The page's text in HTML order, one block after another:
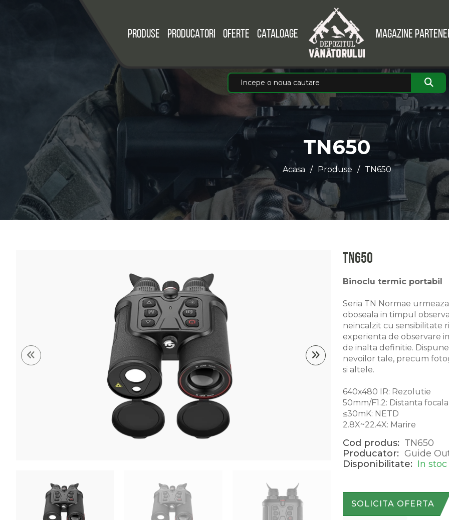
PRODUSE PRODUCATORI OFERTE CATALOAGE MAGAZINE
TN650
Acasa Produse TN650
TN650
Binoclu termic portabil
Seria TN Normae
oboseala in timpul
neincalzit cu sensibilitate
experienta de observare
de inalta definitie.
nevoilor tale, precum
si altele.
640x480 IR: Rezolutie
50mm/F1.2: Distanta focala
≤30mK: NETD
2.8X~22.4X: Marire
Cod produs: TN650
Producator: Guide
Disponibilitate: In stoc
SOLICITA OFERTA